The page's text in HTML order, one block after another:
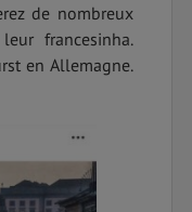
de nombreux
francesinha.
en Allemagne.